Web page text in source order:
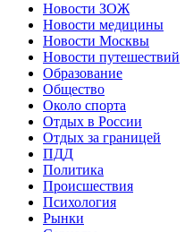
Новости ЗОЖ
Новости медицины
Новости Москвы
Новости путешествий
Образование
Общество
Около спорта
Отдых в России
Отдых за границей
ПДД
Политика
Происшествия
Психология
Рынки